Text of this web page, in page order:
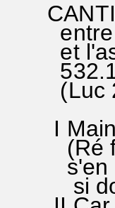
entre
et
(Luc
I
(Ré
s'en
si